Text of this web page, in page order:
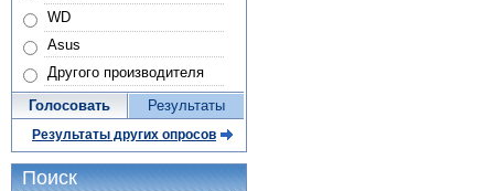
WD
Asus
Другого производителя
Голосовать Результаты
Результаты других опросов
Поиск